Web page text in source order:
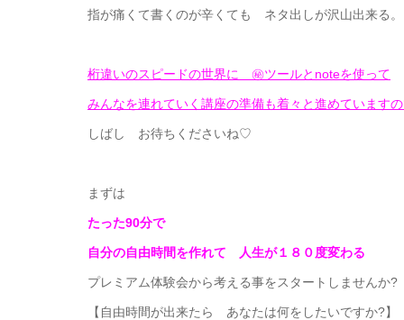
指が痛くて書くのが辛くても ネタ出しが沢山出来る。
桁違いのスピードの世界に ㊙ツールとnoteを使って
みんなを連れていく講座の準備も着々と進めています
しばし お待ちくださいね♡
まずは
たった90分で
自分の自由時間を作れて 人生が１８０度変わる
プレミアム体験会から考える事をスタートしませんか?
【自由時間が出来たら あなたは何をしたいですか?】